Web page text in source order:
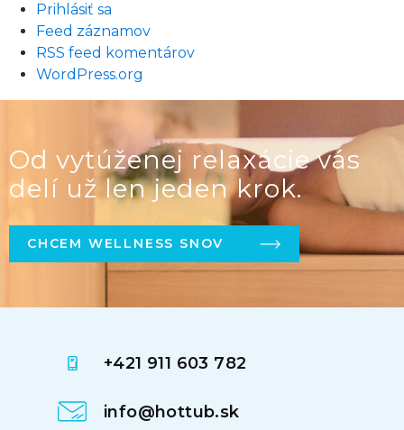
Prihlásiť sa
Feed záznamov
RSS feed komentárov
WordPress.org
Od vytúženej relaxácie vás
delí už len jeden krok.
CHCEM WELLNESS SNOV
+421 911 603 782
info@hottub.sk